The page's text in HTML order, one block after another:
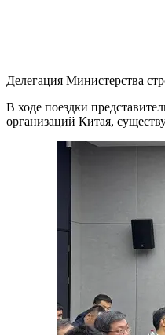
Делегация Министерства
В ходе поездки
организаций Китая,